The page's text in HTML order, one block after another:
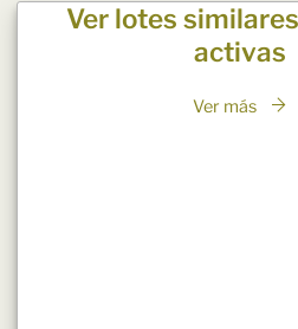
Ver lotes
activas
Ver más